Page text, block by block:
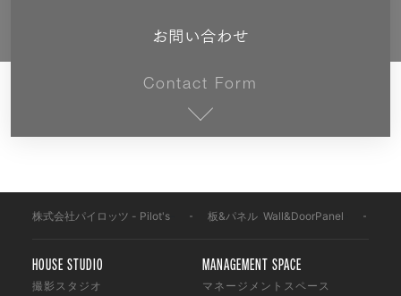
お問い合わせ
Contact Form
株式会社パイロッツ - Pilot's 板&パネル Wall&DoorPanel
HOUSE STUDIO
撮影スタジオ
MANAGEMENT SPACE
マネージメントスペース